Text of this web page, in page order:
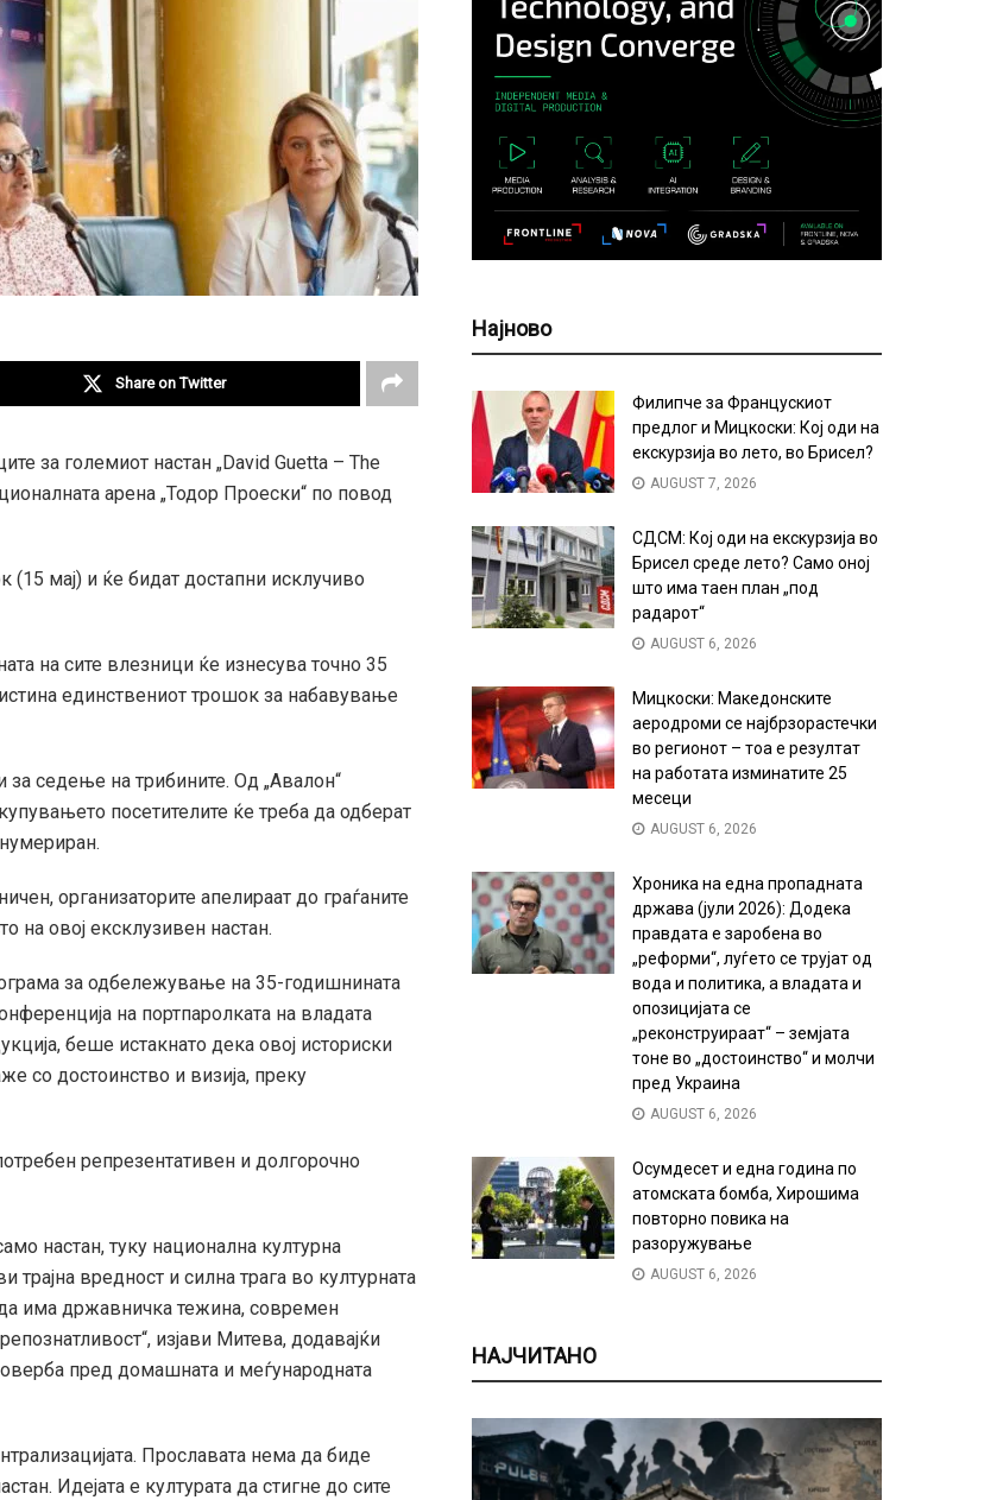
Share on Twitter
за големиот настан „David Guetta – The
арена „Тодор Проески“ по повод
(15 мај) и ќе бидат достапни исклучиво
на сите влезници ќе изнесува точно 35
единствениот трошок за набавување
седење на трибините. Од „Авалон“
посетителите ќе треба да одберат
организаторите апелираат до граѓаните
на овој ексклузивен настан.
за одбележување на 35-годишнината
на портпаролката на владата
беше истакнато дека овој историски
со достоинство и визија, преку
репрезентативен и долгорочно
настан, туку национална културна
трајна вредност и силна трага во културната
има државничка тежина, современ
изјави Митева, додавајќи
пред домашната и меѓународната
Прославата нема да биде
Идејата е културата да стигне до сите
Најново
Филипче за Францускиот
предлог и Мицкоски: Кој оди на
екскурзија во лето, во Брисел?
AUGUST 7, 2026
СДСМ: Кој оди на екскурзија во
Брисел среде лето? Само оној
што има таен план „под
радарот“
AUGUST 6, 2026
Мицкоски: Македонските
аеродроми се најбрзорастечки
во регионот – тоа е резултат
на работата изминатите 25
месеци
AUGUST 6, 2026
Хроника на една пропадната
држава (јули 2026): Додека
правдата е заробена во
„реформи“, луѓето се трујат од
вода и политика, а владата и
опозицијата се
„реконструираат“ – земјата
тоне во „достоинство“ и молчи
пред Украина
AUGUST 6, 2026
Осумдесет и една година по
атомската бомба, Хирошима
повторно повика на
разоружување
AUGUST 6, 2026
НАЈЧИТАНО